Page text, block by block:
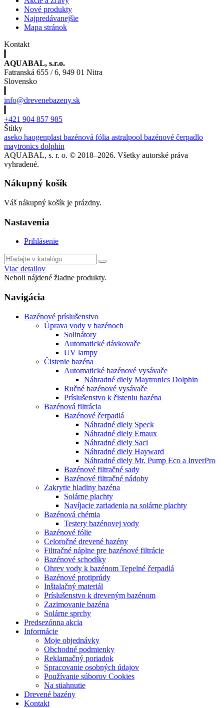
Nové produkty
Najpredávanejšie
Mapa stránok
Kontakt
AQUABAL, s.r.o.
Fatranská 655 / 6, 949 01 Nitra
Slovensko
info@drevenebazeny.sk
+421 904 857 985
Štítky
aseko haogenplast bazénová fólia astralpool bazénové čerpadlo
maytronics dolphin
AQUABAL, s. r. o. © 2018–2026. Všetky autorské práva
vyhradené.
Nákupný košík
Váš nákupný košík je prázdny.
Nastavenia
Prihlásenie
Viac detailov
Neboli nájdené žiadne produkty.
Navigácia
Bazénové príslušenstvo
Úprava vody v bazénoch
Solinátory
Automatické dávkovače
UV lampy
Čistenie bazéna
Automatické bazénové vysávače
Náhradné diely Maytronics Dolphin
Ručné bazénové vysávače
Príslušenstvo k čisteniu bazéna
Bazénová filtrácia
Bazénové čerpadlá
Náhradné diely Speck
Náhradné diely Emaux
Náhradné diely Saci
Náhradné diely Hayward
Náhradné diely Mr. Pump Eco a InverPro
Bazénové filtračné sady
Bazénové filtračné nádoby
Zakrytie hladiny bazéna
Solárne plachty
Navíjacie zariadenia na solárne plachty
Bazénová chémia
Testery bazénovej vody
Bazénové fólie
Celoročné drevené bazény
Filtračné náplne pre bazénové filtrácie
Bazénové schodíky
Ohrev vody k bazénom Tepelné čerpadlá
Bazénové protiprúdy
Inštalačný materiál
Príslušenstvo k dreveným bazénom
Zazimovanie bazéna
Solárne sprchy
Predsezónna akcia
Informácie
Moje objednávky
Obchodné podmienky
Reklamačný poriadok
Spracovanie osobných údajov
Používanie súborov Cookies
Na stiahnutie
Drevené bazény
Kontakt